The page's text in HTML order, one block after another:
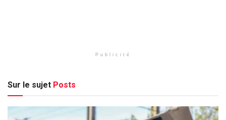
Publicité
Sur le sujet Posts